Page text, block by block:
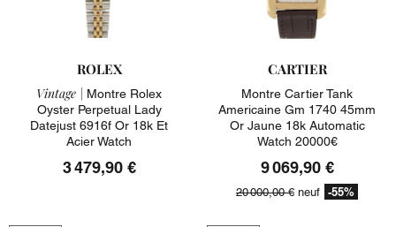
ROLEX
Vintage | Montre Rolex
Oyster Perpetual Lady
Datejust 6916f Or 18k Et
Acier Watch
3 479,90 €
CARTIER
Montre Cartier Tank
Americaine Gm 1740 45mm
Or Jaune 18k Automatic
Watch 20000€
9 069,90 €
20 000,00 € neuf -55%